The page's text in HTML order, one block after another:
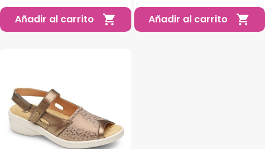
Añadir al carrito

Añadir al carrito
